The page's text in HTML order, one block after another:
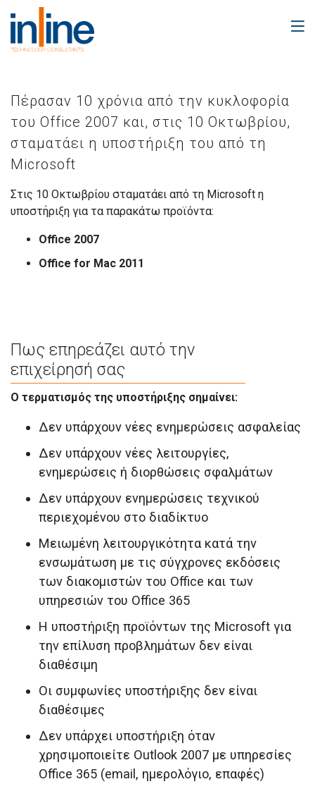
Πέρασαν 10 χρόνια από την κυκλοφορία
του Office 2007 και, στις 10 Οκτωβρίου,
σταματάει η υποστήριξη του από τη
Microsoft
Στις 10 Οκτωβρίου σταματάει από τη Microsoft η
υποστήριξη για τα παρακάτω προϊόντα:
Office 2007
Office for Mac 2011
Πως επηρεάζει αυτό την
επιχείρησή σας
Ο τερματισμός της υποστήριξης σημαίνει:
Δεν υπάρχουν νέες ενημερώσεις ασφαλείας
Δεν υπάρχουν νέες λειτουργίες,
ενημερώσεις ή διορθώσεις σφαλμάτων
Δεν υπάρχουν ενημερώσεις τεχνικού
περιεχομένου στο διαδίκτυο
Μειωμένη λειτουργικότητα κατά την
ενσωμάτωση με τις σύγχρονες εκδόσεις
των διακομιστών του Office και των
υπηρεσιών του Office 365
Η υποστήριξη προϊόντων της Microsoft για
την επίλυση προβλημάτων δεν είναι
διαθέσιμη
Οι συμφωνίες υποστήριξης δεν είναι
διαθέσιμες
Δεν υπάρχει υποστήριξη όταν
χρησιμοποιείτε Outlook 2007 με υπηρεσίες
Office 365 (email, ημερολόγιο, επαφές)